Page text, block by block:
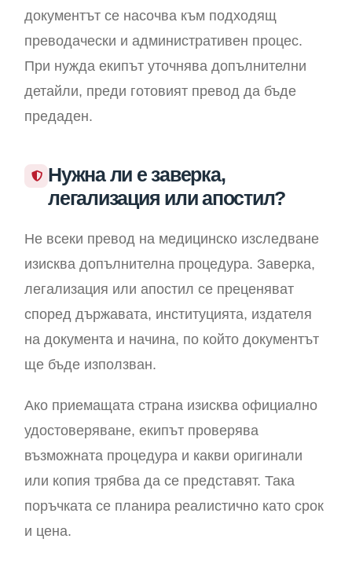
документът се насочва към подходящ
преводачески и административен процес.
При нужда екипът уточнява допълнителни
детайли, преди готовият превод да бъде
предаден.
Нужна ли е заверка,
легализация или апостил?
Не всеки превод на медицинско изследване
изисква допълнителна процедура. Заверка,
легализация или апостил се преценяват
според държавата, институцията, издателя
на документа и начина, по който документът
ще бъде използван.
Ако приемащата страна изисква официално
удостоверяване, екипът проверява
възможната процедура и какви оригинали
или копия трябва да се представят. Така
поръчката се планира реалистично като срок
и цена.